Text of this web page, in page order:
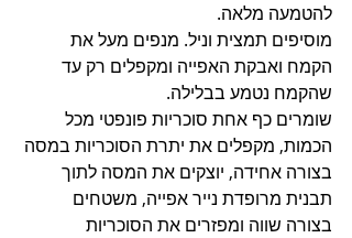
להטמעה מלאה.
מוסיפים תמצית וניל. מנפים מעל את
הקמח ואבקת האפייה ומקפלים רק עד
שהקמח נטמע בבלילה.
שומרים כף אחת סוכריות פונפטי מכל
הכמות, מקפלים את יתרת הסוכריות במסה
בצורה אחידה, יוצקים את המסה לתוך
תבנית מרופדת נייר אפייה, משטחים
בצורה שווה ומפזרים את הסוכריות